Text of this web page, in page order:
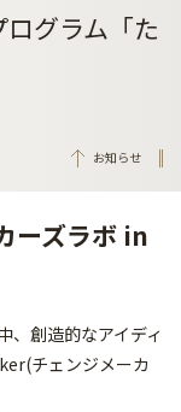
ログラム「た
お知らせ
ーズラボ in
、創造的なアイディ
チェンジメーカ